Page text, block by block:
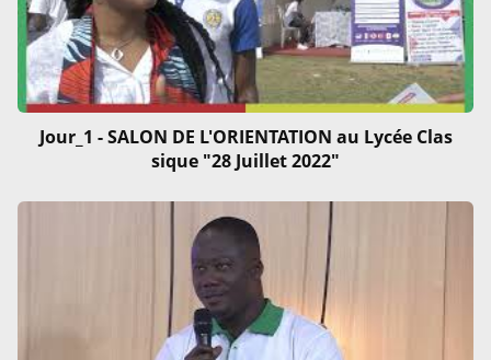
Jour_1 - SALON DE L'ORIENTATION au Lycée Clas
sique "28 Juillet 2022"